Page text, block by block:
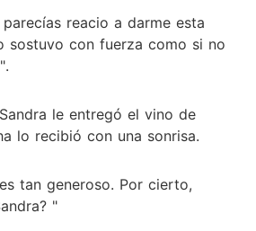
reacio a darme esta
sostuvo con fuerza como si no
le entregó el vino de
lo recibió con una sonrisa.
tan generoso. Por cierto,
"